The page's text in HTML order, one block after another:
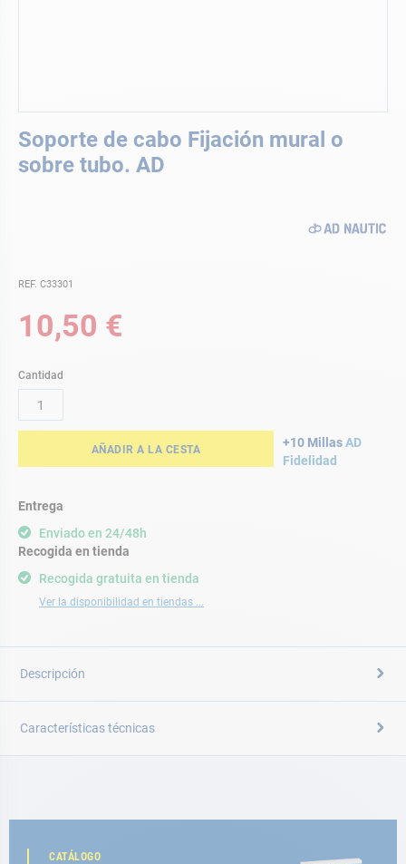
Soporte de cabo Fijación mural o
sobre tubo. AD
REF. C33301
10,50 €
Cantidad
AÑADIR A LA CESTA +10 MillasAD
Fidelidad
Entrega
Enviado en 24/48h
Recogida gratuita en tienda
Ver la disponibilidad en tiendas ...
Recogida en tienda
al
comienzo
de
Descripción
Características técnicas
CATÁLOGO